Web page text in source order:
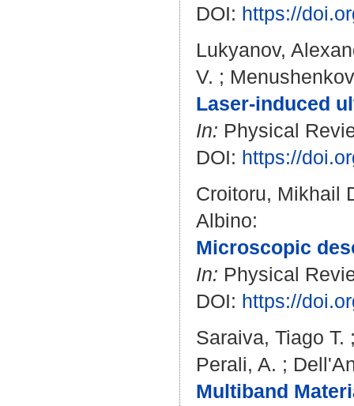
DOI: https://
Lukyanov,
V. ;
Laser-induced
In: Physical
DOI: https://
Croitoru, Mikhail
Albino:
Microscopic
In: Physical
DOI: https://
Saraiva, Tiago T.
Perali, A. ;
Multiband